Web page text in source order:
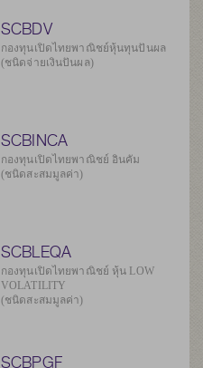
SCBDV
กองทุนเปิดไทยพาณิชย์หุ้นทุนปันผล
(ชนิดจ่ายเงินปันผล)
SCBINCA
กองทุนเปิดไทยพาณิชย์ อินคัม
(ชนิดสะสมมูลค่า)
SCBLEQA
กองทุนเปิดไทยพาณิชย์ หุ้น LOW
VOLATILITY
(ชนิดสะสมมูลค่า)
SCBPGF